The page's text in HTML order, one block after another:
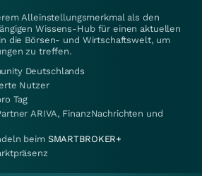
Alleinstellungsmerkmal als den
Wissens-Hub für einen aktuellen
die Börsen- und Wirtschaftswelt, um
zu treffen.
Deutschlands
Nutzer
Tag
ARIVA, FinanzNachrichten und
beim SMARTBROKER+